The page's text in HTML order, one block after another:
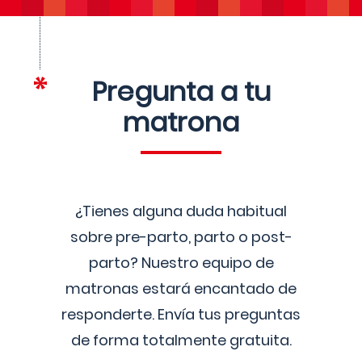
Pregunta a tu
matrona
¿Tienes alguna duda habitual
sobre pre-parto, parto o post-
parto? Nuestro equipo de
matronas estará encantado de
responderte. Envía tus preguntas
de forma totalmente gratuita.